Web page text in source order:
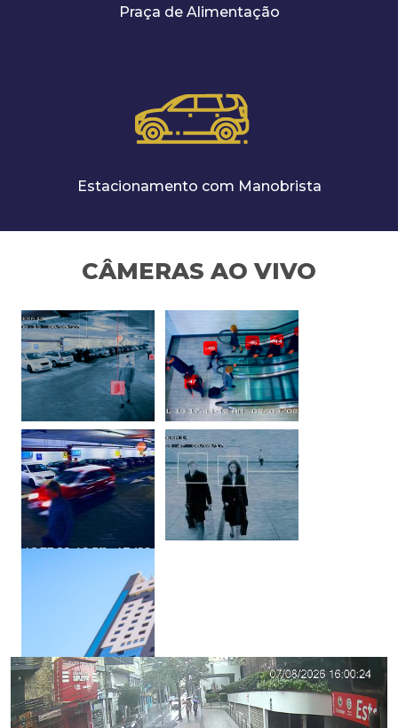
Praça de Alimentação
Estacionamento com Manobrista
CÂMERAS AO VIVO